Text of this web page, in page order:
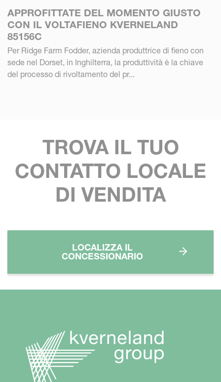
APPROFITTATE DEL MOMENTO GIUSTO
CON IL VOLTAFIENO KVERNELAND
85156C
Per Ridge Farm Fodder, azienda produttrice di fieno con
sede nel Dorset, in Inghilterra, la produttività è la chiave
del processo di rivoltamento del pr...
TROVA IL TUO
CONTATTO LOCALE
DI VENDITA
LOCALIZZA IL
CONCESSIONARIO